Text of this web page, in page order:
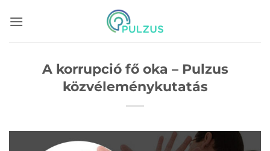
A korrupció fő oka – Pulzus
közvéleménykutatás